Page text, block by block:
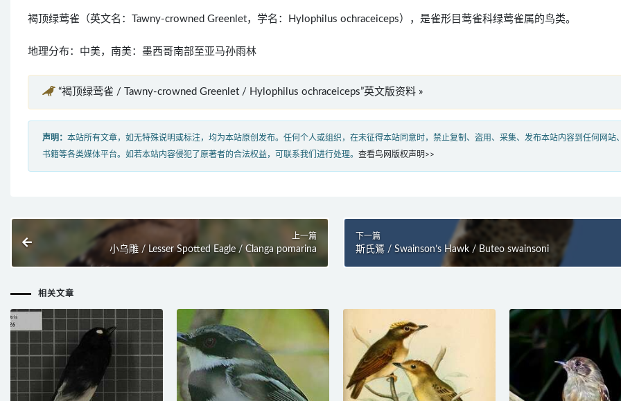
褐顶绿莺雀（英文名：Tawny-crowned Greenlet，学名：Hylophilus ochraceiceps），是雀形目莺雀科绿莺雀属的鸟类。
地理分布：中美，南美：墨西哥南部至亚马孙雨林
“褐顶绿莺雀 / Tawny-crowned Greenlet / Hylophilus ochraceiceps”英文版资料 »
声明： 本站所有文章，如无特殊说明或标注，均为本站原创发布。任何个人或组织，在未征得本站同意时，禁止复制、盗用、采集、发布本站内容到任何网站
书籍等各类媒体平台。如若本站内容侵犯了原著者的合法权益，可联系我们进行处理。 查看鸟网版权声明>>
上一篇
小乌雕 / Lesser Spotted Eagle / Clanga pomarina
下一篇
斯氏鵟 / Swainson’s Hawk / Buteo swainsoni
相关文章